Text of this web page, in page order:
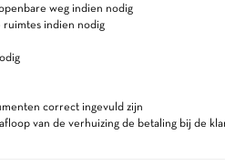
weg indien nodig
indien nodig
correct ingevuld zijn
van de verhuizing de betaling bij de